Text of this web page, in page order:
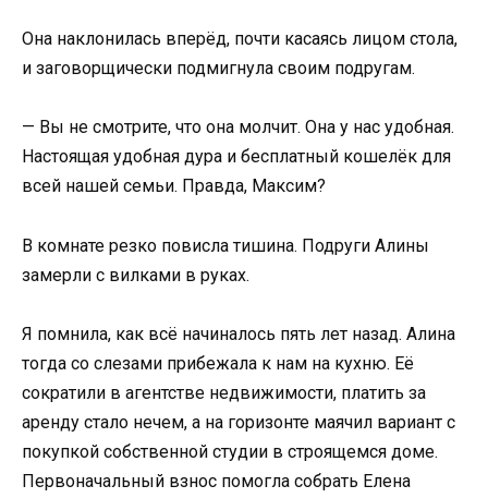
Она наклонилась вперёд, почти касаясь лицом стола,
и заговорщически подмигнула своим подругам.
— Вы не смотрите, что она молчит. Она у нас удобная.
Настоящая удобная дура и бесплатный кошелёк для
всей нашей семьи. Правда, Максим?
В комнате резко повисла тишина. Подруги Алины
замерли с вилками в руках.
Я помнила, как всё начиналось пять лет назад. Алина
тогда со слезами прибежала к нам на кухню. Её
сократили в агентстве недвижимости, платить за
аренду стало нечем, а на горизонте маячил вариант с
покупкой собственной студии в строящемся доме.
Первоначальный взнос помогла собрать Елена